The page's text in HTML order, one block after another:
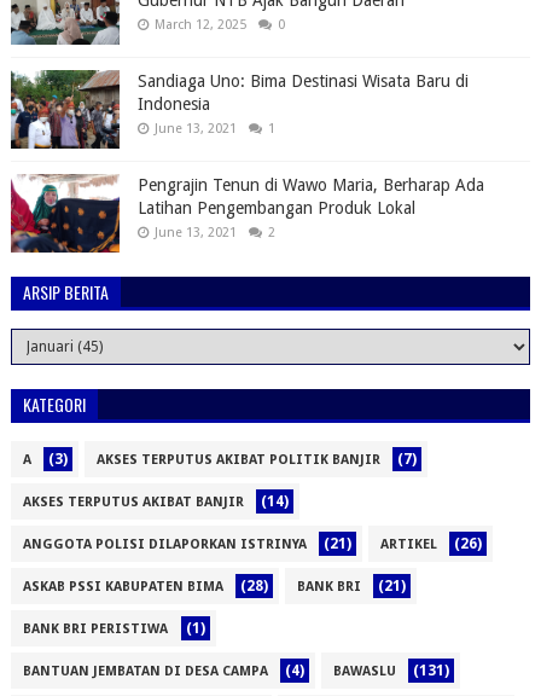
March 12, 2025 0
Sandiaga Uno: Bima Destinasi Wisata Baru di
Indonesia
June 13, 2021 1
Pengrajin Tenun di Wawo Maria, Berharap Ada
Latihan Pengembangan Produk Lokal
June 13, 2021 2
ARSIP BERITA
KATEGORI
A (3) AKSES TERPUTUS AKIBAT POLITIK BANJIR (7)
AKSES TERPUTUS AKIBAT BANJIR (14)
ANGGOTA POLISI DILAPORKAN ISTRINYA (21) ARTIKEL (26)
ASKAB PSSI KABUPATEN BIMA (28) BANK BRI (21)
BANK BRI PERISTIWA (1)
BANTUAN JEMBATAN DI DESA CAMPA (4) BAWASLU (131)